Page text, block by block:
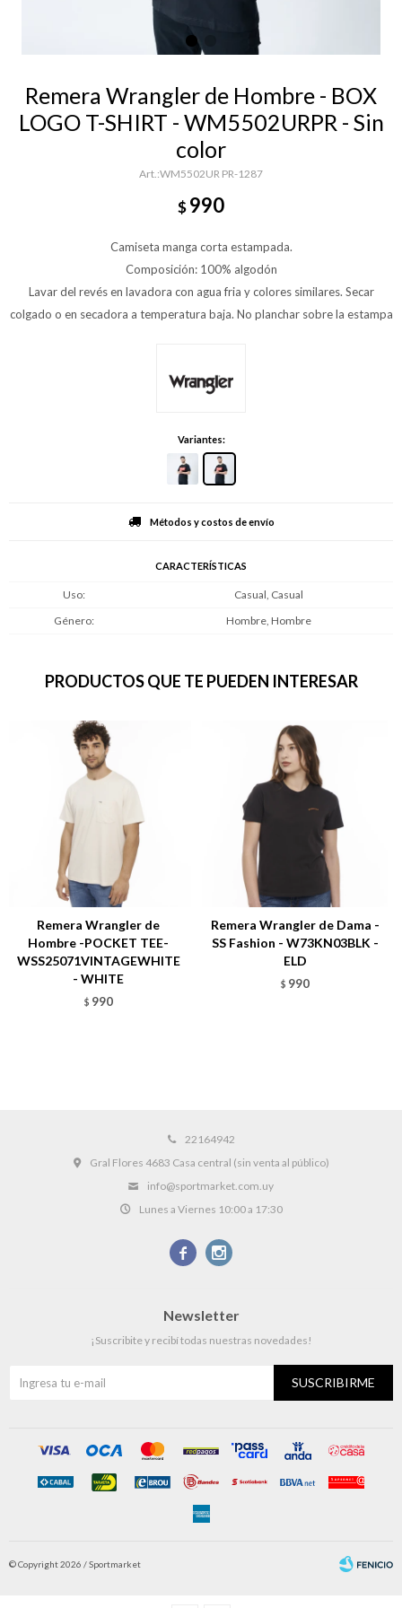
Remera Wrangler de Hombre - BOX
LOGO T-SHIRT - WM5502URPR - Sin
color
WM5502UR PR-1287
$990
Camiseta manga corta estampada.
Composición: 100% algodón
Lavar del revés en lavadora con agua fria y colores similares. Secar
colgado o en secadora a temperatura baja. No planchar sobre la estampa
Variantes:
Métodos y costos de envío
CARACTERÍSTICAS
Uso
Casual, Casual
Género
Hombre, Hombre
PRODUCTOS QUE TE PUEDEN INTERESAR
Remera Wrangler de
Hombre -POCKET TEE-
WSS25071VINTAGEWHITE
- WHITE
$ 990
Remera Wrangler de Dama -
SS Fashion - W73KN03BLK -
ELD
$ 990
22164942
Gral Flores 4683 Casa central (sin venta al público)
info@sportmarket.com.uy
Lunes a Viernes 10:00 a 17:30
 
Newsletter
¡Suscribite y recibí todas nuestras novedades!
SUSCRIBIRME
© Copyright 2026 / Sportmarket